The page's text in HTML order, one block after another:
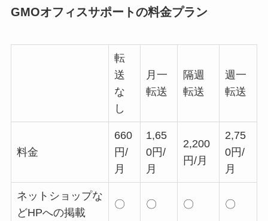
GMOオフィスサポートの料金プラン
転
送
な
し
月一
転送
隔週
転送
週一
転送
料金
660
円/
月
1,65
0円/
月
2,200
円/月
2,75
0円/
月
ネットショップな
どHPへの掲載
〇 〇 〇 〇